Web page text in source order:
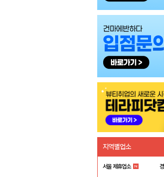
지역별업소
서울 제휴업소